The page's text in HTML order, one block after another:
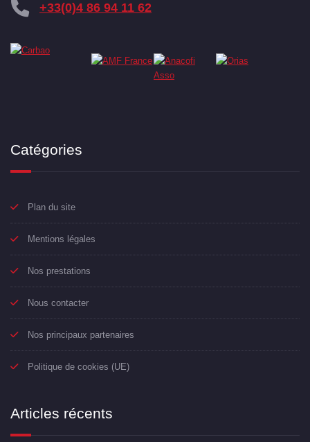
+33(0)4 86 94 11 62
Catégories
Plan du site
Mentions légales
Nos prestations
Nous contacter
Nos principaux partenaires
Politique de cookies (UE)
Articles récents